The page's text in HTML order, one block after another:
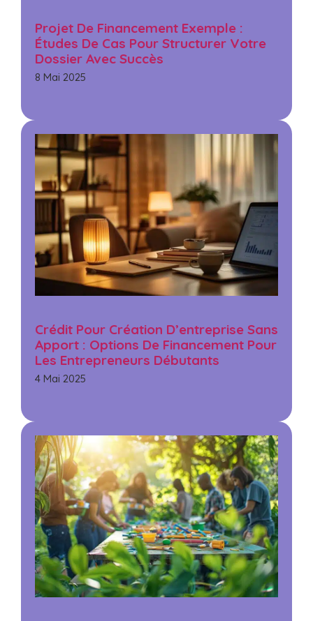
Projet De Financement Exemple :
Études De Cas Pour Structurer Votre
Dossier Avec Succès
8 Mai 2025
Crédit Pour Création D’entreprise Sans
Apport : Options De Financement Pour
Les Entrepreneurs Débutants
4 Mai 2025